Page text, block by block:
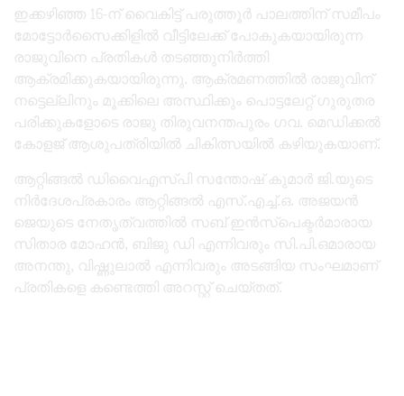
ഇക്കഴിഞ്ഞ 16-ന് വൈകിട്ട് പരുത്തൂർ പാലത്തിന് സമീപം
മോട്ടോർസൈക്കിളിൽ വീട്ടിലേക്ക് പോകുകയായിരുന്ന
രാജുവിനെ പ്രതികൾ തടഞ്ഞുനിർത്തി
ആക്രമിക്കുകയായിരുന്നു. ആക്രമണത്തിൽ രാജുവിന്
നട്ടെല്ലിനും മൂക്കിലെ അസ്ഥിക്കും പൊട്ടലേറ്റ് ഗുരുതര
പരിക്കുകളോടെ രാജു തിരുവനന്തപുരം ഗവ. മെഡിക്കൽ
കോളജ് ആശുപത്രിയിൽ ചികിത്സയിൽ കഴിയുകയാണ്.
ആറ്റിങ്ങൽ ഡിവൈഎസ്പി സന്തോഷ് കുമാർ ജി.യുടെ
നിർദേശപ്രകാരം ആറ്റിങ്ങൽ എസ്.എച്ച്.ഒ. അജയൻ
ജെയുടെ നേതൃത്വത്തിൽ സബ് ഇൻസ്പെക്ടർമാരായ
സിതാര മോഹൻ, ബിജു ഡി എന്നിവരും സി.പി.ഒമാരായ
അനന്തു, വിഷ്ണുലാൽ എന്നിവരും അടങ്ങിയ സംഘമാണ്
പ്രതികളെ കണ്ടെത്തി അറസ്റ്റ് ചെയ്തത്.